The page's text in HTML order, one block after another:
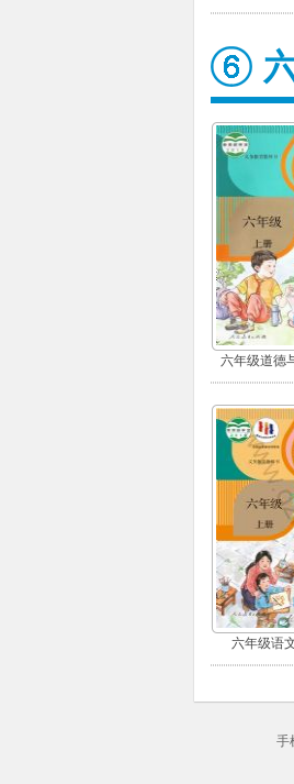
六年级道德
六年级语
手